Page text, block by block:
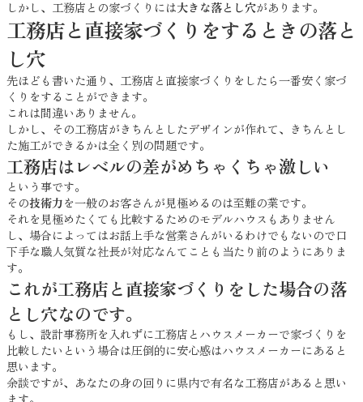
しかし、工務店との家づくりには大きな落とし穴があります。
工務店と直接家づくりをするときの落と
し穴
先ほども書いた通り、工務店と直接家づくりをしたら一番安く家づ
くりをすることができます。
これは間違いありません。
しかし、その工務店がきちんとしたデザインが作れて、きちんとし
た施工ができるかは全く別の問題です。
工務店はレベルの差がめちゃくちゃ激しい
という事です。
その技術力を一般のお客さんが見極めるのは至難の業です。
それを見極めたくても比較するためのモデルハウスもありません
し、場合によってはお話上手な営業さんがいるわけでもないので口
下手な職人気質な社長が対応なんてことも当たり前のようにありま
す。
これが工務店と直接家づくりをした場合の落
とし穴なのです。
もし、設計事務所を入れずに工務店とハウスメーカーで家づくりを
比較したいという場合は圧倒的に安心感はハウスメーカーにあると
思います。
余談ですが、あなたの身の回りに県内で有名な工務店があると思い